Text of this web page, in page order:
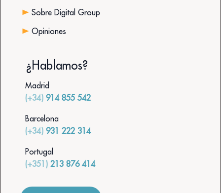
¿Hablamos?
Madrid
(+34) 914 855 542
Barcelona
(+34) 931 222 314
Portugal
(+351) 213 876 414
Sobre Digital Group
Opiniones